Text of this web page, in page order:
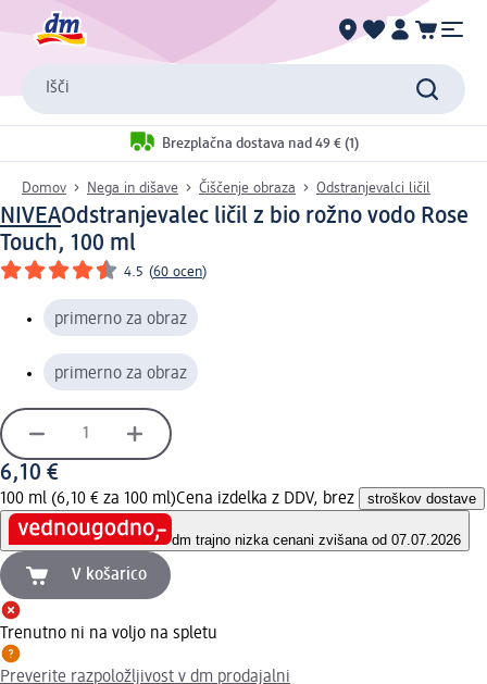
Išči
Brezplačna dostava nad 49 € (1)
Domov Nega in dišave Čiščenje obraza Odstranjevalci ličil
NIVEAOdstranjevalec ličil z bio rožno vodo Rose
Touch, 100 ml
4.5 (60 ocen)
primerno za obraz
primerno za obraz
6,10 €
100 ml (6,10 € za 100 ml)Cena izdelka z DDV, brez stroškov dostave
dm trajno nizka cenani zvišana od 07.07.2026
V košarico
Trenutno ni na voljo na spletu
Preverite razpoložljivost v dm prodajalni